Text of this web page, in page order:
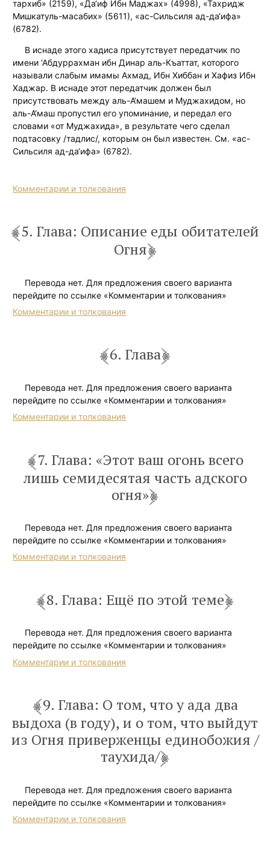
тархиб» (2159), «Да‘иф Ибн Маджах» (4998), «Тахридж
Мишкатуль-масабих» (5611), «ас-Сильсиля ад-да‘ифа»
(6782).
В иснаде этого хадиса присутствует передатчик по
имени ‘Абдуррахман ибн Динар аль-Къаттат, которого
называли слабым имамы Ахмад, Ибн Хиббан и Хафиз Ибн
Хаджар. В иснаде этот передатчик должен был
присутствовать между аль-А‘машем и Муджахидом, но
аль-А‘маш пропустил его упоминание, и передал его
словами «от Муджахида», в результате чего сделал
подтасовку /тадлис/, которым он был известен. См. «ас-
Сильсиля ад-да‘ифа» (6782).
Комментарии и толкования
5. Глава: Описание еды обитателей
Огня
Перевода нет. Для предложения своего варианта
перейдите по ссылке «Комментарии и толкования»
Комментарии и толкования
6. Глава
Перевода нет. Для предложения своего варианта
перейдите по ссылке «Комментарии и толкования»
Комментарии и толкования
7. Глава: «Этот ваш огонь всего
лишь семидесятая часть адского
огня»
Перевода нет. Для предложения своего варианта
перейдите по ссылке «Комментарии и толкования»
Комментарии и толкования
8. Глава: Ещё по этой теме
Перевода нет. Для предложения своего варианта
перейдите по ссылке «Комментарии и толкования»
Комментарии и толкования
9. Глава: О том, что у ада два
выдоха (в году), и о том, что выйдут
из Огня приверженцы единобожия /
таухида/
Перевода нет. Для предложения своего варианта
перейдите по ссылке «Комментарии и толкования»
Комментарии и толкования